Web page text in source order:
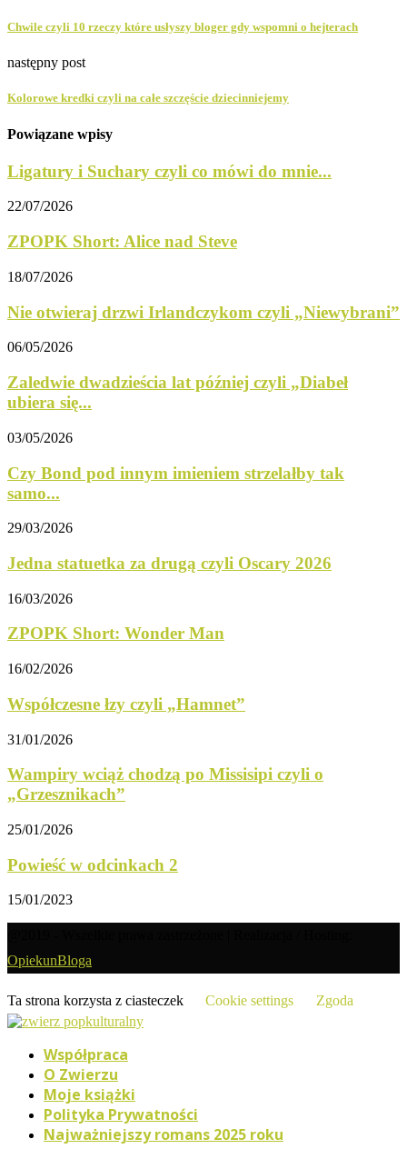
Chwile czyli 10 rzeczy które usłyszy bloger gdy wspomni o hejterach
następny post
Kolorowe kredki czyli na całe szczęście dziecinniejemy
Powiązane wpisy
Ligatury i Suchary czyli co mówi do mnie...
22/07/2026
ZPOPK Short: Alice nad Steve
18/07/2026
Nie otwieraj drzwi Irlandczykom czyli „Niewybrani”
06/05/2026
Zaledwie dwadzieścia lat później czyli „Diabeł
ubiera się...
03/05/2026
Czy Bond pod innym imieniem strzelałby tak
samo...
29/03/2026
Jedna statuetka za drugą czyli Oscary 2026
16/03/2026
ZPOPK Short: Wonder Man
16/02/2026
Współczesne łzy czyli „Hamnet”
31/01/2026
Wampiry wciąż chodzą po Missisipi czyli o
„Grzesznikach”
25/01/2026
Powieść w odcinkach 2
15/01/2023
OpiekunBloga
Ta strona korzysta z ciasteczek Cookie settings Zgoda
Współpraca
O Zwierzu
Moje książki
Polityka Prywatności
Najważniejszy romans 2025 roku